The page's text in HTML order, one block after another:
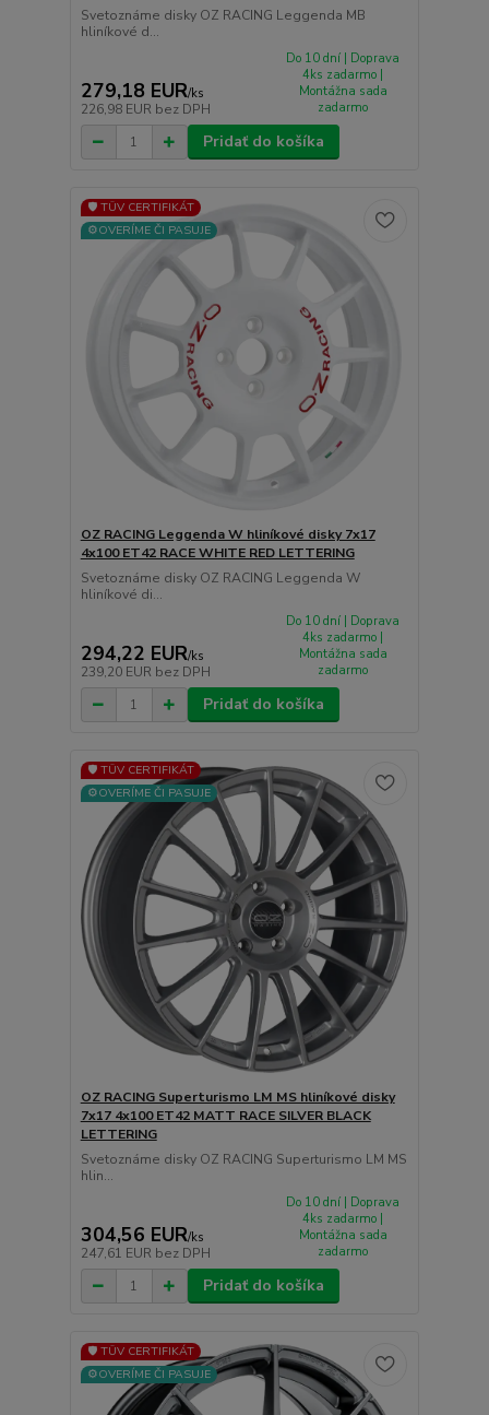
Svetoznáme disky OZ RACING Leggenda MB
hliníkové d...
279,18 EUR/ks
226,98 EUR bez DPH
Do 10 dní | Doprava
4ks zadarmo |
Montážna sada
zadarmo
Pridať do košíka
🛡️ TÜV CERTIFIKÁT
⚙️OVERÍME ČI PASUJE
OZ RACING Leggenda W hliníkové disky 7x17
4x100 ET42 RACE WHITE RED LETTERING
Svetoznáme disky OZ RACING Leggenda W
hliníkové di...
294,22 EUR/ks
239,20 EUR bez DPH
Do 10 dní | Doprava
4ks zadarmo |
Montážna sada
zadarmo
Pridať do košíka
🛡️ TÜV CERTIFIKÁT
⚙️OVERÍME ČI PASUJE
OZ RACING Superturismo LM MS hliníkové disky
7x17 4x100 ET42 MATT RACE SILVER BLACK
LETTERING
Svetoznáme disky OZ RACING Superturismo LM MS
hlin...
304,56 EUR/ks
247,61 EUR bez DPH
Do 10 dní | Doprava
4ks zadarmo |
Montážna sada
zadarmo
Pridať do košíka
🛡️ TÜV CERTIFIKÁT
⚙️OVERÍME ČI PASUJE